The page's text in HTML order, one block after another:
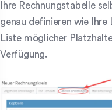
Ihre Rechnungstabelle
genau definieren wie
Liste möglicher
Verfügung.